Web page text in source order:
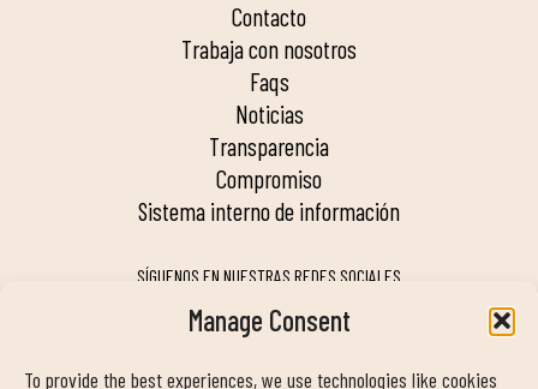
Manage Consent
To provide the best experiences, we use technologies like cookies
contacto
trabaja con nosotros
faqs
noticias
transparencia
compromiso
sistema interno de información
SÍGUENOS EN NUESTRAS REDES SOCIALES